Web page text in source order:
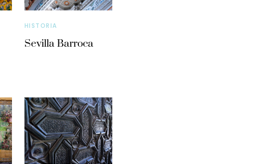
HISTORIA
Sevilla Barroca